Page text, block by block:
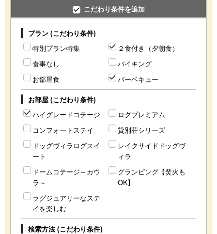
こだわり条件を追加
プラン (こだわり条件)
特別プラン特集
２食付き（夕朝食）
食事なし
バイキング
お部屋食
バーベキュー
お部屋 (こだわり条件)
ハイグレードコテージ
ログプレミアム
コンフォートステイ
貸別荘シリーズ
ドッグヴィラログスイ
ート
レイクサイドドッグヴ
ィラ
ドームコテージ～カウ
ラ～
グランピング【焚火も
OK】
ラグジュアリーなステ
イを楽しむ
検索方法 (こだわり条件)